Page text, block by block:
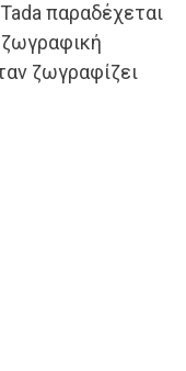
παραδέχεται
ζωγραφική
ζωγραφίζει